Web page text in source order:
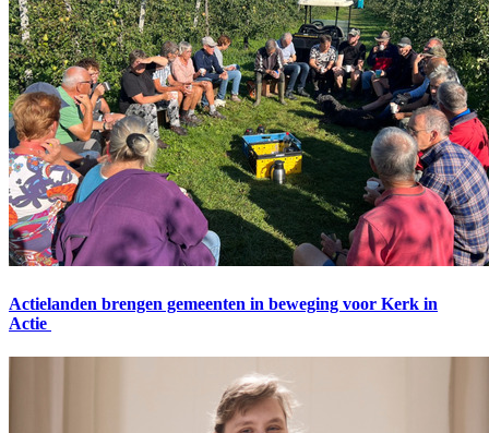
Actielanden brengen gemeenten in beweging voor Kerk in
Actie